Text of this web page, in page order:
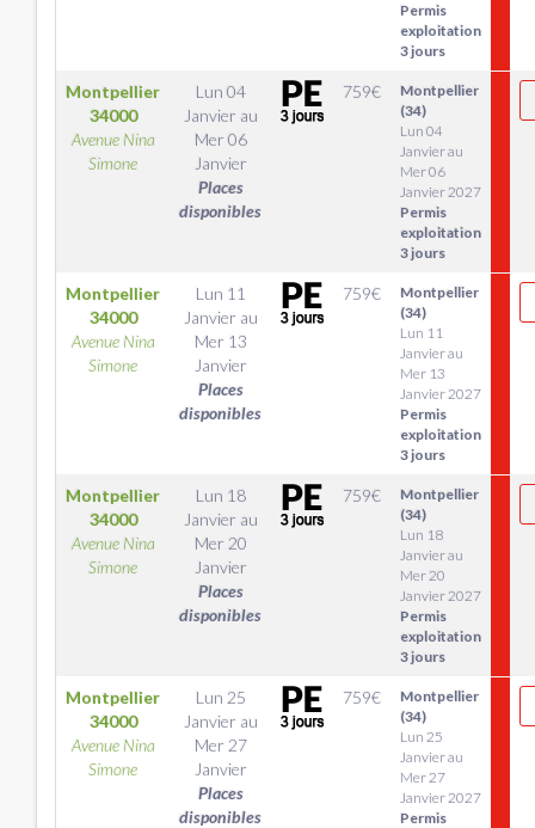
Permis
exploitation
3 jours
Montpellier
34000
Avenue Nina
Simone
Lun 04
Janvier au
Mer 06
Janvier
Places
disponibles
759€
Montpellier
(34)
Lun 04
Janvier au
Mer 06
Janvier 2027
Permis
exploitation
3 jours
Montpellier
34000
Avenue Nina
Simone
Lun 11
Janvier au
Mer 13
Janvier
Places
disponibles
759€
Montpellier
(34)
Lun 11
Janvier au
Mer 13
Janvier 2027
Permis
exploitation
3 jours
Montpellier
34000
Avenue Nina
Simone
Lun 18
Janvier au
Mer 20
Janvier
Places
disponibles
759€
Montpellier
(34)
Lun 18
Janvier au
Mer 20
Janvier 2027
Permis
exploitation
3 jours
Montpellier
34000
Avenue Nina
Simone
Lun 25
Janvier au
Mer 27
Janvier
Places
disponibles
759€
Montpellier
(34)
Lun 25
Janvier au
Mer 27
Janvier 2027
Permis